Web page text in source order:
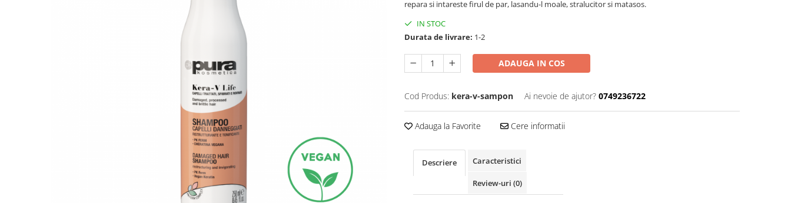
repara si intareste firul de par, lasandu-l moale, stralucitor si matasos.
IN STOC
Durata de livrare: 1-2
ADAUGA IN COS
Cod Produs: kera-v-sampon Ai nevoie de ajutor? 0749236722
Adauga la Favorite Cere informatii
Descriere Caracteristici
Review-uri (0)